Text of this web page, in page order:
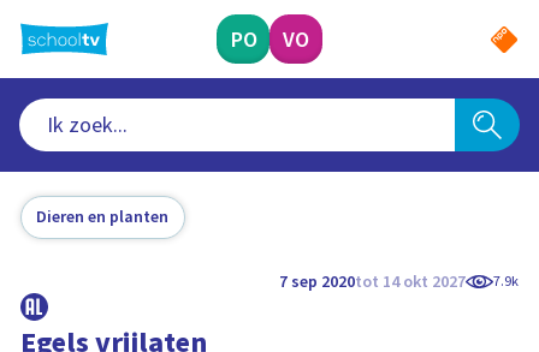
naar
hoofdinhoud
PO VO
Dieren en planten
7 sep 2020tot 14 okt 2027 7.9k
Egels vrijlaten